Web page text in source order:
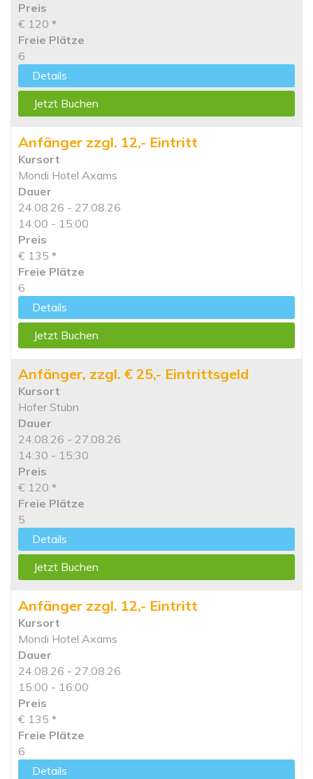
Preis
€ 120 *
Freie Plätze
6
Details
Jetzt Buchen
Anfänger zzgl. 12,- Eintritt
Kursort
Mondi Hotel Axams
Dauer
24.08.26 - 27.08.26
14:00 - 15:00
Preis
€ 135 *
Freie Plätze
6
Details
Jetzt Buchen
Anfänger, zzgl. € 25,- Eintrittsgeld
Kursort
Hofer Stubn
Dauer
24.08.26 - 27.08.26
14:30 - 15:30
Preis
€ 120 *
Freie Plätze
5
Details
Jetzt Buchen
Anfänger zzgl. 12,- Eintritt
Kursort
Mondi Hotel Axams
Dauer
24.08.26 - 27.08.26
15:00 - 16:00
Preis
€ 135 *
Freie Plätze
6
Details